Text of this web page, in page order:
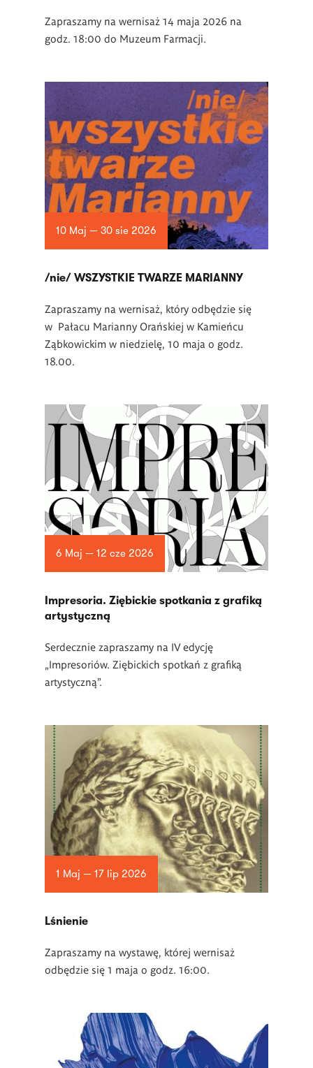
Zapraszamy na wernisaż 14 maja 2026 na
godz. 18:00 do Muzeum Farmacji.
10 Maj — 30 sie 2026
/nie/ WSZYSTKIE TWARZE MARIANNY
Zapraszamy na wernisaż, który odbędzie się
w Pałacu Marianny Orańskiej w Kamieńcu
Ząbkowickim w niedzielę, 10 maja o godz.
18.00.
6 Maj — 12 cze 2026
Impresoria. Ziębickie spotkania z grafiką
artystyczną
Serdecznie zapraszamy na IV edycję
„Impresoriów. Ziębickich spotkań z grafiką
artystyczną”.
1 Maj — 17 lip 2026
Lśnienie
Zapraszamy na wystawę, której wernisaż
odbędzie się 1 maja o godz. 16:00.